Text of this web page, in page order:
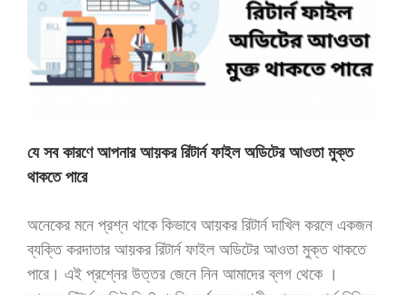
যে সব কারণে আপনার আয়কর রিটার্ন ফাইল অডিটের আওতা মুক্ত
থাকতে পারে
অনেকের মনে প্রশ্ন থাকে কিভাবে আয়কর রিটার্ন দাখিল করলে একজন
ব্যক্তি করদাতার আয়কর রিটার্ন ফাইল অডিটের আওতা মুক্ত থাকতে
পারে। এই প্রশ্নের উত্তর জেনে নিন আমাদের ব্লগ থেকে ।